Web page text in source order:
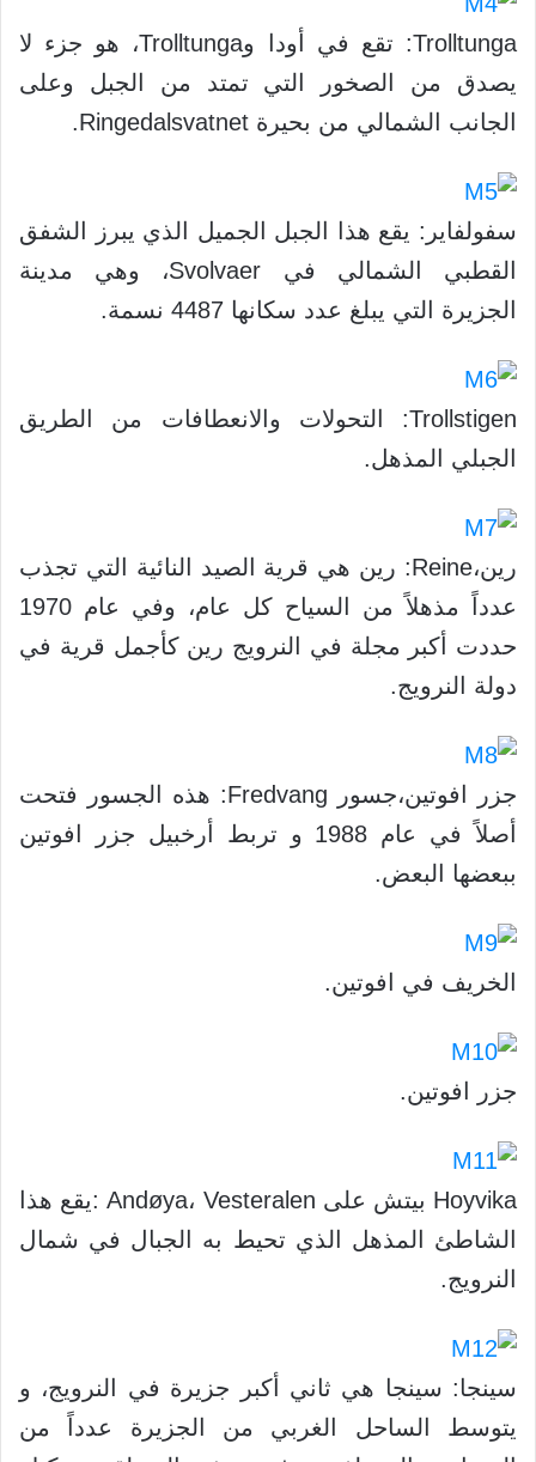
Trolltunga: تقع في أودا وTrolltunga، هو جزء لا
يصدق من الصخور التي تمتد من الجبل وعلى
الجانب الشمالي من بحيرة Ringedalsvatnet.
سفولفاير: يقع هذا الجبل الجميل الذي يبرز الشفق
القطبي الشمالي في Svolvaer، وهي مدينة
الجزيرة التي يبلغ عدد سكانها 4487 نسمة.
Trollstigen: التحولات والانعطافات من الطريق
الجبلي المذهل.
رين،Reine: رين هي قرية الصيد النائية التي تجذب
عدداً مذهلاً من السياح كل عام، وفي عام 1970
حددت أكبر مجلة في النرويج رين كأجمل قرية في
دولة النرويج.
جزر افوتين،جسور Fredvang: هذه الجسور فتحت
أصلاً في عام 1988 و تربط أرخبيل جزر افوتين
ببعضها البعض.
الخريف في افوتين.
جزر افوتين.
Hoyvika بيتش على Andøya، Vesteralen :يقع هذا
الشاطئ المذهل الذي تحيط به الجبال في شمال
النرويج.
سينجا: سينجا هي ثاني أكبر جزيرة في النرويج، و
يتوسط الساحل الغربي من الجزيرة عدداً من